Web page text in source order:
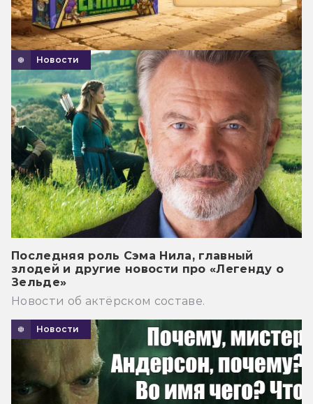
Новости
Последняя роль Сэма Нила, главный
злодей и другие новости про «Легенду о
Зельде»
Новости об актёрском составе.
Новости